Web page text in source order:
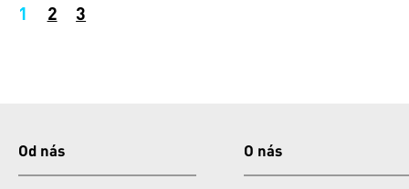
1 2 3
Od nás O nás